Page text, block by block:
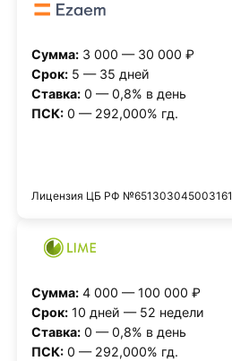
Сумма:3 000 — 30 000 ₽
Срок:5 — 35 дней
Ставка:0 — 0,8% в день
ПСК:0 — 292,000% гд.
Лицензия ЦБ РФ №651303045003161
Сумма:4 000 — 100 000 ₽
Срок:10 дней — 52 недели
Ставка:0 — 0,8% в день
ПСК:0 — 292,000% гд.